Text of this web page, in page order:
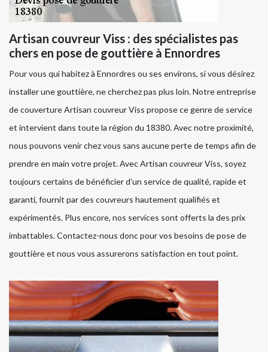
Artisan couvreur Viss : des spécialistes pas
chers en pose de gouttière à Ennordres
Pour vous qui habitez à Ennordres ou ses environs, si vous désirez
installer une gouttière, ne cherchez pas plus loin. Notre entreprise
de couverture Artisan couvreur Viss propose ce genre de service
et intervient dans toute la région du 18380. Avec notre proximité,
nous pouvons venir chez vous sans aucune perte de temps afin de
prendre en main votre projet. Avec Artisan couvreur Viss, soyez
toujours certains de bénéficier d’un service de qualité, rapide et
garanti, fournit par des couvreurs hautement qualifiés et
expérimentés. Plus encore, nos services sont offerts la des prix
imbattables. Contactez-nous donc pour vos besoins de pose de
gouttière et nous vous assurerons satisfaction en tout point.